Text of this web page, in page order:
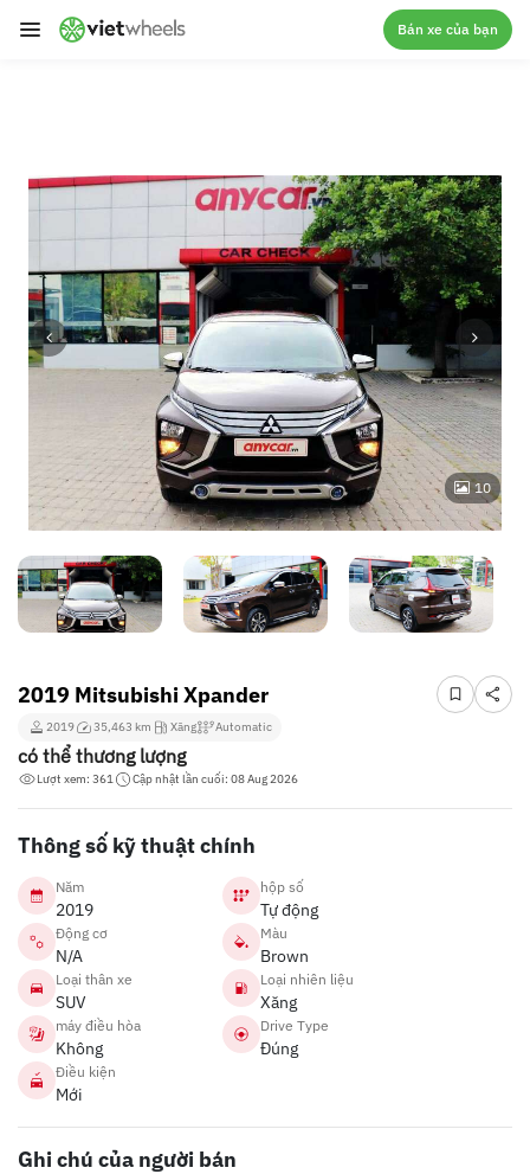
crossorigin
Bán xe của bạn
10
2019 Mitsubishi Xpander
2019 35,463 km Xăng Automatic
có thể thương lượng
Lượt xem: 361 Cập nhật lần cuối: 08 Aug 2026
Thông số kỹ thuật chính
Năm
2019
hộp số
Tự động
Động cơ
N/A
Màu
Brown
Loại thân xe
SUV
Loại nhiên liệu
Xăng
máy điều hòa
Không
Drive Type
Đúng
Điều kiện
Mới
Ghi chú của người bán